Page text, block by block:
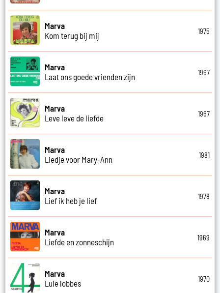
Marva
Kom terug bij mij
1975
Marva
Laat ons goede vrienden zijn
1967
Marva
Leve leve de liefde
1967
Marva
Liedje voor Mary-Ann
1981
Marva
Lief ik heb je lief
1978
Marva
Liefde en zonneschijn
1969
Marva
Luie lobbes
1970